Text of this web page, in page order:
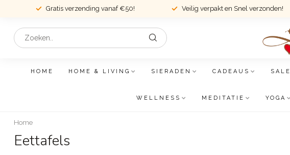
Gratis verzending vanaf €50! Veilig verpakt en Snel verzonden!
HOME HOME & LIVING SIERADEN CADEAUS SALE
WELLNESS MEDITATIE YOGA
Home
Eettafels